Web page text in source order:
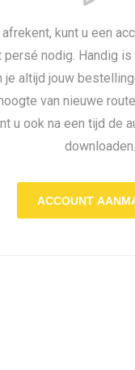
kunt u een
persé nodig. Handig
je altijd jouw
van nieuwe
u ook na een tijd de
downloaden.
ACCOUNT